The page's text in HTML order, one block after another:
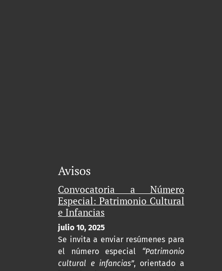
Avisos
Convocatoria a Número
Especial: Patrimonio Cultural
e Infancias
julio 10, 2025
Se invita a enviar resúmenes para
el número especial “Patrimonio
cultural e infancias”, orientado a